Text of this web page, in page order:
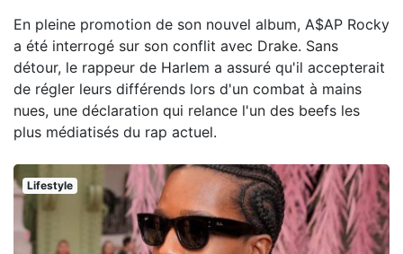
En pleine promotion de son nouvel album, A$AP Rocky
a été interrogé sur son conflit avec Drake. Sans
détour, le rappeur de Harlem a assuré qu'il accepterait
de régler leurs différends lors d'un combat à mains
nues, une déclaration qui relance l'un des beefs les
plus médiatisés du rap actuel.
Lifestyle